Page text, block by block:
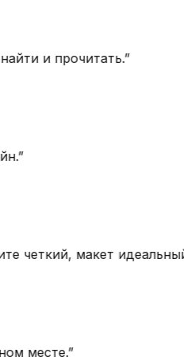
и прочитать.”
”
макет идеальный.”
месте.”